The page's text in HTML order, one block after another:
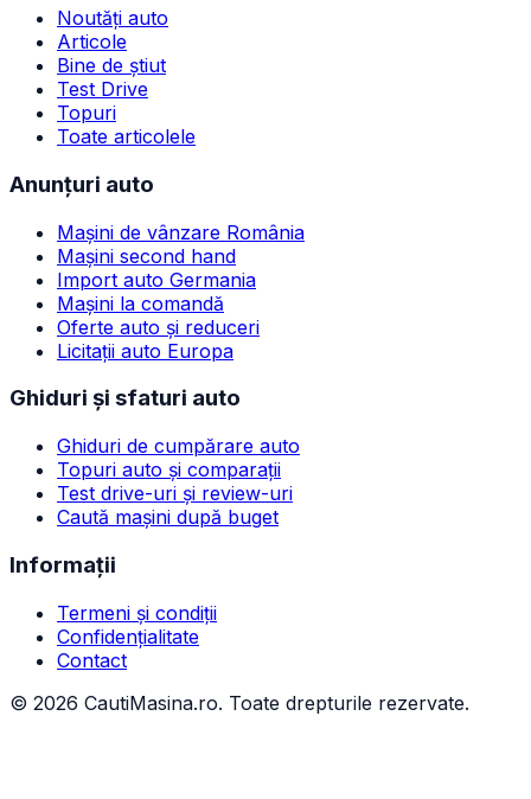
Noutăți auto
Articole
Bine de știut
Test Drive
Topuri
Toate articolele
Anunțuri auto
Mașini de vânzare România
Mașini second hand
Import auto Germania
Mașini la comandă
Oferte auto și reduceri
Licitații auto Europa
Ghiduri și sfaturi auto
Ghiduri de cumpărare auto
Topuri auto și comparații
Test drive-uri și review-uri
Caută mașini după buget
Informații
Termeni și condiții
Confidențialitate
Contact
© 2026 CautiMasina.ro. Toate drepturile rezervate.